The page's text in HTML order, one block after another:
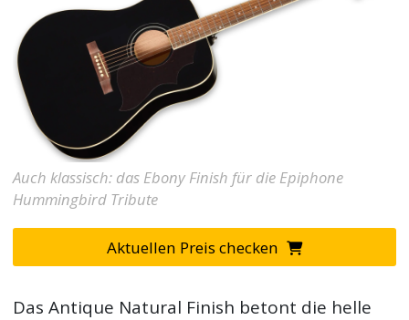
Auch klassisch: das Ebony Finish für die Epiphone
Hummingbird Tribute
Aktuellen Preis checken
Das Antique Natural Finish betont die helle